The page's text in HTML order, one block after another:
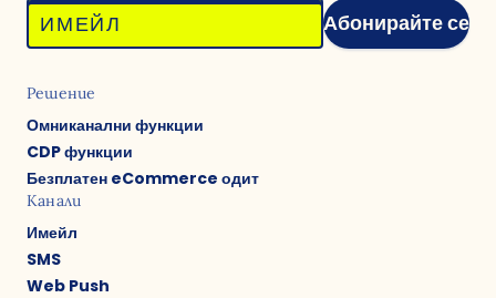
Абонирайте се
Решение
Омниканални функции
CDP функции
Безплатен eCommerce одит
Канали
Имейл
SMS
Web Push